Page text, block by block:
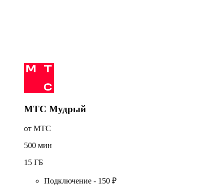
МТС Мудрый
от МТС
500 мин
15 ГБ
Подключение - 150 ₽